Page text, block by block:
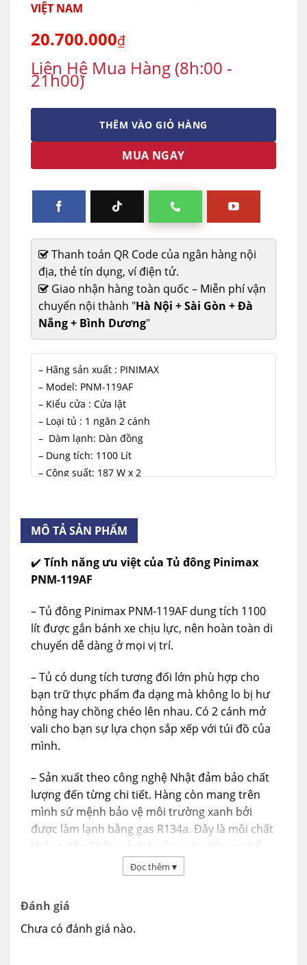
VIỆT NAM
20.700.000₫
Liên Hệ Mua Hàng (8h:00 -
21h00)
THÊM VÀO GIỎ HÀNG
MUA NGAY
Thanh toán QR Code của ngân hàng nội
địa, thẻ tín dụng, ví điện tử.
Giao nhận hàng toàn quốc – Miễn phí vận
chuyển nội thành "Hà Nội + Sài Gòn + Đà
Nẵng + Bình Dương"
– Hãng sản xuất : PINIMAX
– Model: PNM-119AF
– Kiểu cửa : Cửa lật
– Loại tủ : 1 ngăn 2 cánh
– Dàm lạnh: Dàn đồng
– Dung tích: 1100 Lít
– Công suất: 187 W x 2
– Điện áp : 220-240V/50Hz
– Kích thước: 2677*761*887 mm
– Trọng lượng: 120 Kg
– Xuất xứ : Chính hãng
MÔ TẢ SẢN PHẨM
✔️ Tính năng ưu việt của Tủ đông Pinimax
PNM-119AF
– Tủ đông Pinimax PNM-119AF dung tích 1100
lít được gắn bánh xe chịu lực, nên hoàn toàn di
chuyển dễ dàng ở mọi vị trí.
– Tủ có dung tích tương đối lớn phù hợp cho
bạn trữ thực phẩm đa dạng mà không lo bị hư
hỏng hay chồng chéo lên nhau. Có 2 cánh mở
vali cho bạn sự lựa chọn sắp xếp với túi đồ của
mình.
– Sản xuất theo công nghệ Nhật đảm bảo chất
lượng đến từng chi tiết. Hàng còn mang trên
mình sứ mệnh bảo vệ môi trường xanh bởi
được làm lạnh bằng gas R134a. Đây là môi chất
không độc, không ảnh hưởng sấu đến cơ thể
bảo thực phẩm không bị oxy hóa và giữ được
độ tươi lâu. Chính vì vậy Tủ đông Pinimax PNM-
Đọc thêm ▾
Đánh giá
Chưa có đánh giá nào.